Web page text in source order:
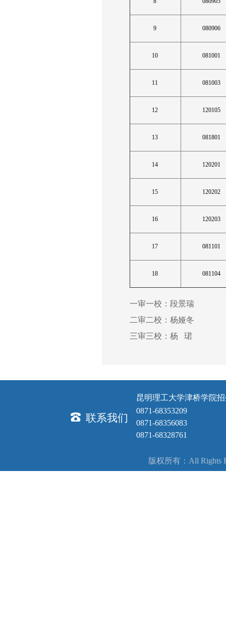
9 080906
10 081001
11 081003
12 120105
13 081801
14 120201
15 120202
16 120203
17 081101
18 081104
一审一校：段景瑞
二审二校：杨娅冬
三审三校：杨 珺
联系我们
昆明理工大学津桥学院
0871-68353209
0871-68356083
0871-68328761
版权所有：All Rights